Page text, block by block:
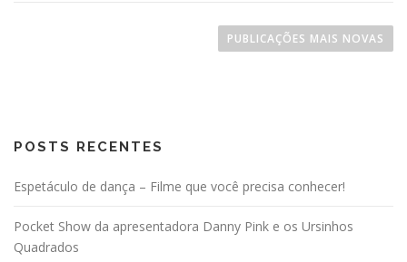
ç
ã
p
o
PUBLICAÇÕES MAIS NOVAS
POSTS RECENTES
Espetáculo de dança – Filme que você precisa conhecer!
Pocket Show da apresentadora Danny Pink e os Ursinhos
Quadrados